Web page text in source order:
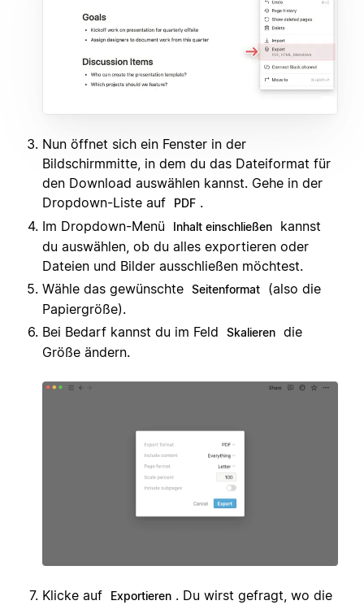
Nun öffnet sich ein Fenster in der
Bildschirmmitte, in dem du das Dateiformat für
den Download auswählen kannst. Gehe in der
Dropdown-Liste auf
PDF .
Im Dropdown-Menü
Inhalt einschließen
kannst
du auswählen, ob du alles exportieren oder
Dateien und Bilder ausschließen möchtest.
Wähle das gewünschte Seitenformat
(also die
Papiergröße).
Bei Bedarf kannst du im Feld
Skalieren die
Größe ändern.
Klicke auf Exportieren . Du wirst gefragt, wo die